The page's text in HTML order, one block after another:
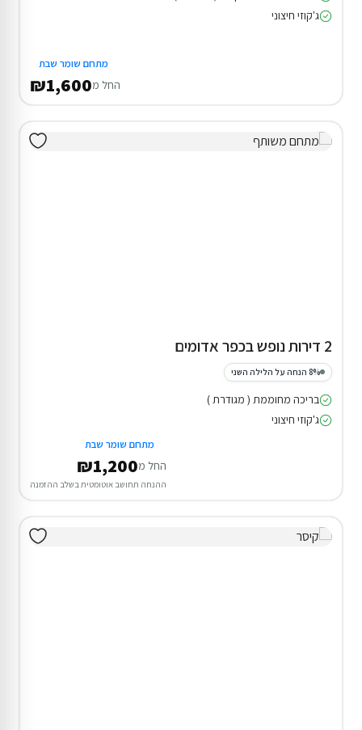
ג'קוזי חיצוני
מתחם שומר שבת
החל מ₪1,600
2 דירות נופש בכפר אדומים
8% הנחה על הלילה השני
בריכה מחוממת ( מגודרת )
ג'קוזי חיצוני
מתחם שומר שבת
החל מ₪1,200
ההנחה תחושב אוטומטית בשלב ההזמנה